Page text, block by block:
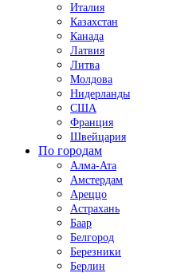
Италия
Казахстан
Канада
Латвия
Литва
Молдова
Нидерланды
США
Франция
Швейцария
По городам
Алма-Ата
Амстердам
Ареццо
Астрахань
Баар
Белгород
Березники
Берлин